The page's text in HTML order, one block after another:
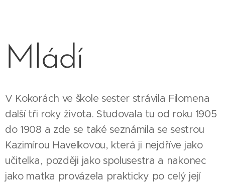
Mládí
V Kokorách ve škole sester strávila Filomena
další tři roky života. Studovala tu od roku 1905
do 1908 a zde se také seznámila se sestrou
Kazimírou Havelkovou, která ji nejdříve jako
učitelka, později jako spolusestra a nakonec
jako matka provázela prakticky po celý její